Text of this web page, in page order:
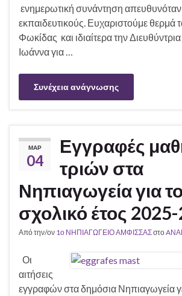
ενημερωτική συνάντηση απευθυνόταν
εκπαιδευτικούς. Ευχαριστούμε θερμά
Φωκίδας και ιδιαίτερα την
Ιωάννα για …
Συνέχεια ανάγνωσης
ΜΑΡ
04
Εγγραφές
τριών στα
Νηπιαγωγεία για
σχολικό έτος
Από την/ον 1ο ΝΗΠΙΑΓΩΓΕΙΟ ΑΜΦΙΣΣΑΣστο
Οι
αιτήσεις
εγγραφών στα δημόσια Νηπιαγωγεία